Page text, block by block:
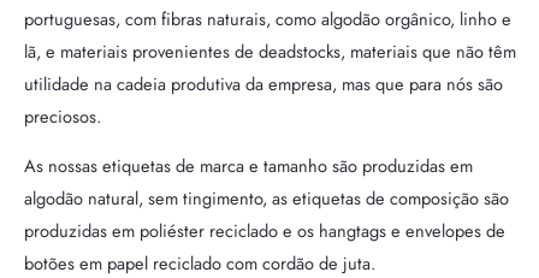
portuguesas, com fibras naturais, como algodão orgânico, linho e
lã, e materiais provenientes de deadstocks, materiais que não têm
utilidade na cadeia produtiva da empresa, mas que para nós são
preciosos.
As nossas etiquetas de marca e tamanho são produzidas em
algodão natural, sem tingimento, as etiquetas de composição são
produzidas em poliéster reciclado e os hangtags e envelopes de
botões em papel reciclado com cordão de juta.